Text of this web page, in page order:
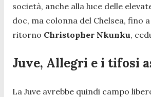
società, anche alla luce delle
doc, ma colonna del Chelsea, fino a
ritorno Christopher Nkunku,
Juve, Allegri e i tifosi
La Juve avrebbe quindi campo